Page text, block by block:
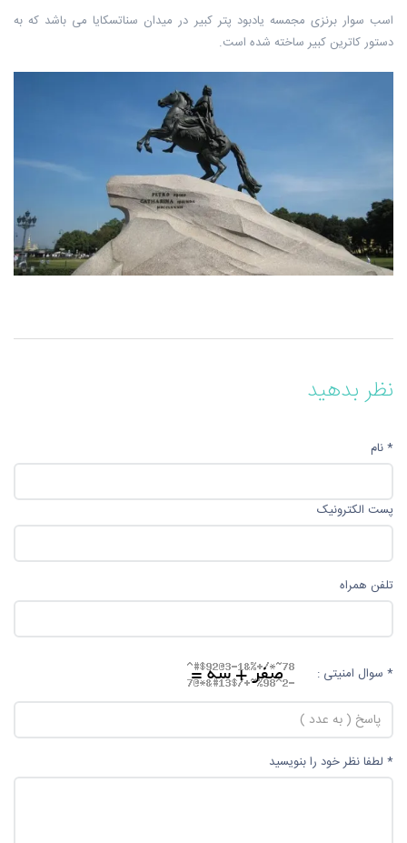
اسب سوار برنزی مجمسه یادبود پتر کبیر در میدان سناتسکایا می باشد که به
دستور کاترین کبیر ساخته شده است.
نظر بدهید
* نام
پست الکترونیک
تلفن همراه
* سوال امنیتی :
* لطفا نظر خود را بنویسید